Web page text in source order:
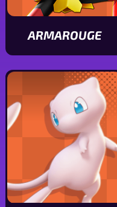
ARMAROUGE
Ver
características
Armarouge